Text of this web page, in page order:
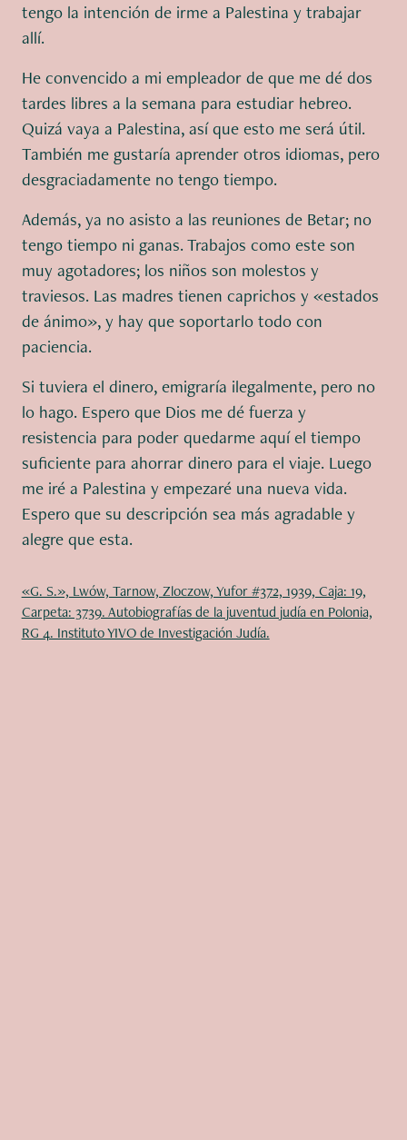
tengo la intención de irme a Palestina y trabajar
allí.
He convencido a mi empleador de que me dé dos
tardes libres a la semana para estudiar hebreo.
Quizá vaya a Palestina, así que esto me será útil.
También me gustaría aprender otros idiomas, pero
desgraciadamente no tengo tiempo.
Además, ya no asisto a las reuniones de Betar; no
tengo tiempo ni ganas. Trabajos como este son
muy agotadores; los niños son molestos y
traviesos. Las madres tienen caprichos y «estados
de ánimo», y hay que soportarlo todo con
paciencia.
Si tuviera el dinero, emigraría ilegalmente, pero no
lo hago. Espero que Dios me dé fuerza y
resistencia para poder quedarme aquí el tiempo
suficiente para ahorrar dinero para el viaje. Luego
me iré a Palestina y empezaré una nueva vida.
Espero que su descripción sea más agradable y
alegre que esta.
«G. S.», Lwów, Tarnow, Zloczow, Yufor #372, 1939, Caja: 19,
Carpeta: 3739. Autobiografías de la juventud judía en Polonia,
RG 4. Instituto YIVO de Investigación Judía.